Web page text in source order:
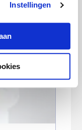
Instellingen
van